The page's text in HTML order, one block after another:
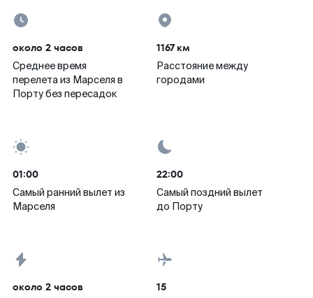
около 2 часов
Среднее время
перелета из Марселя в
Порту без пересадок
1167 км
Расстояние между
городами
01:00
Самый ранний вылет из
Марселя
22:00
Самый поздний вылет
до Порту
около 2 часов 15